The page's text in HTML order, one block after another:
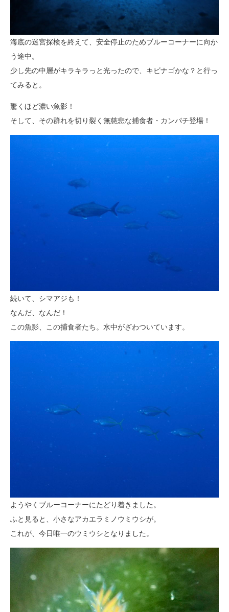
海底の迷宮探検を終えて、安全停止のためブルーコーナーに向か
う途中。
少し先の中層がキラキラっと光ったので、キビナゴかな？と行っ
てみると。
驚くほど濃い魚影！
そして、その群れを切り裂く無慈悲な捕食者・カンパチ登場！
続いて、シマアジも！
なんだ、なんだ！
この魚影、この捕食者たち。水中がざわついています。
ようやくブルーコーナーにたどり着きました。
ふと見ると、小さなアカエラミノウミウシが。
これが、今日唯一のウミウシとなりました。